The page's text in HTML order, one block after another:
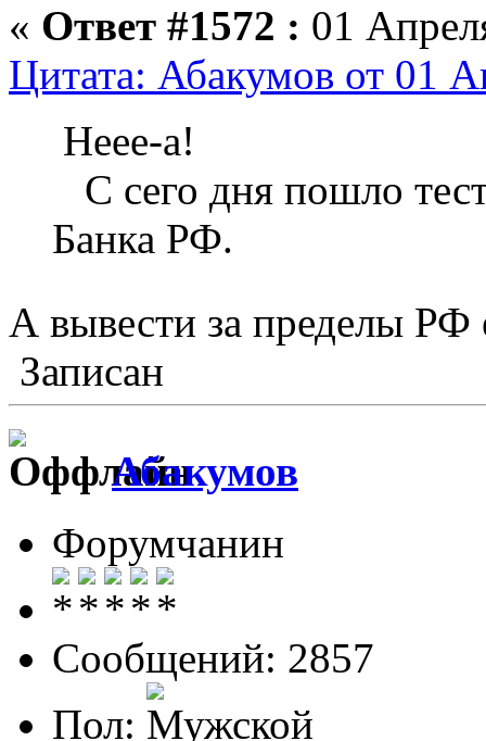
« Ответ #1572 : 01
Цитата: Абакумов от 01
Неее-а!
С сего дня пошло
Банка РФ.
А вывести за пределы
Записан
Абакумов
Форумчанин
Сообщений: 2857
Пол: